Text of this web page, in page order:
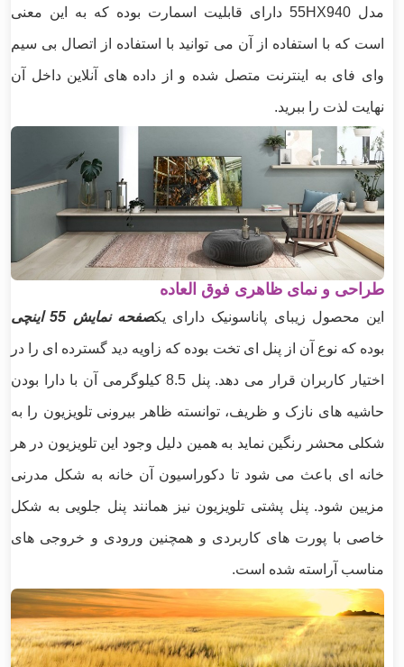
مدل 55HX940 دارای قابلیت اسمارت بوده که به این معنی
است که با استفاده از آن می توانید با استفاده از اتصال بی سیم
وای فای به اینترنت متصل شده و از داده های آنلاین داخل آن
نهایت لذت را ببرید.
طراحی و نمای ظاهری فوق العاده
این محصول زیبای پاناسونیک دارای یکصفحه نمایش 55 اینچی
بوده که نوع آن از پنل ای تخت بوده که زاویه دید گسترده ای را در
اختیار کاربران قرار می دهد. پنل 8.5 کیلوگرمی آن با دارا بودن
حاشیه های نازک و ظریف، توانسته ظاهر بیرونی تلویزیون را به
شکلی محشر رنگین نماید به همین دلیل وجود این تلویزیون در هر
خانه ای باعث می شود تا دکوراسیون آن خانه به شکل مدرنی
مزیین شود. پنل پشتی تلویزیون نیز همانند پنل جلویی به شکل
خاصی با پورت های کاربردی و همچنین ورودی و خروجی های
مناسب آراسته شده است.